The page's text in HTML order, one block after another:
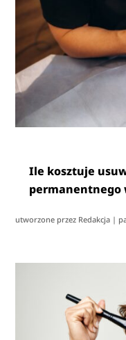
Ile kosztuje
permanentnego
utworzone przez Redakcja |